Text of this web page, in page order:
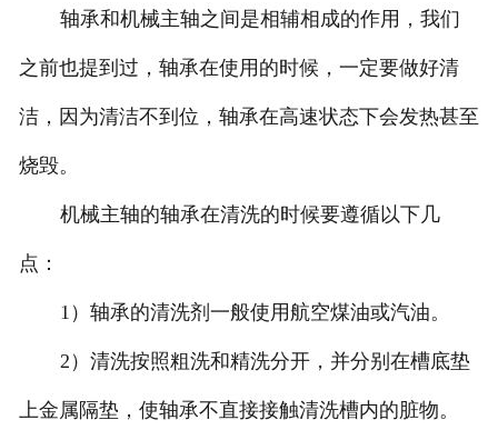
轴承和机械主轴之间是相辅相成的作用，我们
之前也提到过，轴承在使用的时候，一定要做好清
洁，因为清洁不到位，轴承在高速状态下会发热甚至
烧毁。
机械主轴的轴承在清洗的时候要遵循以下几
点：
1）轴承的清洗剂一般使用航空煤油或汽油。
2）清洗按照粗洗和精洗分开，并分别在槽底垫
上金属隔垫，使轴承不直接接触清洗槽内的脏物。